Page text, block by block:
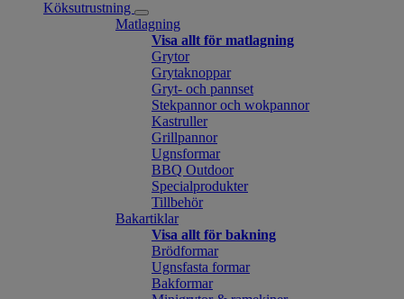
Köksutrustning
Matlagning
Visa allt för matlagning
Grytor
Grytaknoppar
Gryt- och pannset
Stekpannor och wokpannor
Kastruller
Grillpannor
Ugnsformar
BBQ Outdoor
Specialprodukter
Tillbehör
Bakartiklar
Visa allt för bakning
Brödformar
Ugnsfasta formar
Bakformar